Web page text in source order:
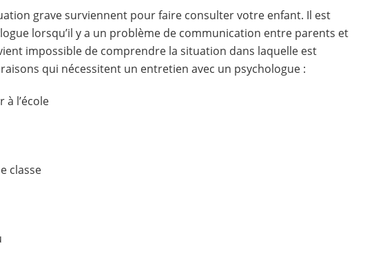
grave surviennent pour faire consulter votre enfant. Il est
lorsqu’il y a un problème de communication entre parents et
impossible de comprendre la situation dans laquelle est
qui nécessitent un entretien avec un psychologue :
à l’école
classe